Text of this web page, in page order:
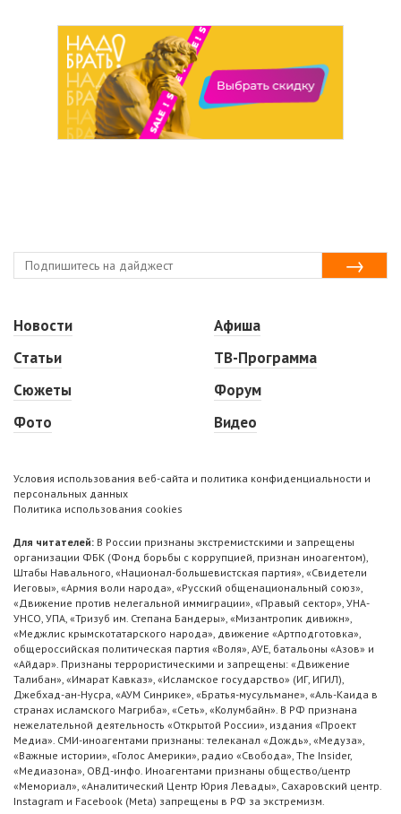
Новости
Статьи
Сюжеты
Фото
Афиша
ТВ-Программа
Форум
Видео
Условия использования веб-сайта и политика конфиденциальности и
персональных данных
Политика использования cookies
Для читателей: В России признаны экстремистскими и запрещены
организации ФБК (Фонд борьбы с коррупцией, признан иноагентом),
Штабы Навального, «Национал-большевистская партия», «Свидетели
Иеговы», «Армия воли народа», «Русский общенациональный союз»,
«Движение против нелегальной иммиграции», «Правый сектор», УНА-
УНСО, УПА, «Тризуб им. Степана Бандеры», «Мизантропик дивижн»,
«Меджлис крымскотатарского народа», движение «Артподготовка»,
общероссийская политическая партия «Воля», АУЕ, батальоны «Азов» и
«Айдар». Признаны террористическими и запрещены: «Движение
Талибан», «Имарат Кавказ», «Исламское государство» (ИГ, ИГИЛ),
Джебхад-ан-Нусра, «АУМ Синрике», «Братья-мусульмане», «Аль-Каида в
странах исламского Магриба», «Сеть», «Колумбайн». В РФ признана
нежелательной деятельность «Открытой России», издания «Проект
Медиа». СМИ-иноагентами признаны: телеканал «Дождь», «Медуза»,
«Важные истории», «Голос Америки», радио «Свобода», The Insider,
«Медиазона», ОВД-инфо. Иноагентами признаны общество/центр
«Мемориал», «Аналитический Центр Юрия Левады», Сахаровский центр.
Instagram и Facebook (Metа) запрещены в РФ за экстремизм.